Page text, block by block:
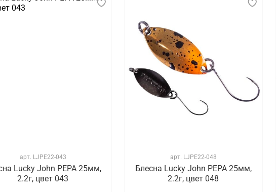
арт. LJPE22-043
Lucky John PEPA 25мм,
2.2г, цвет 043
арт. LJPE22-048
Блесна Lucky John PEPA 25мм,
2.2г, цвет 048